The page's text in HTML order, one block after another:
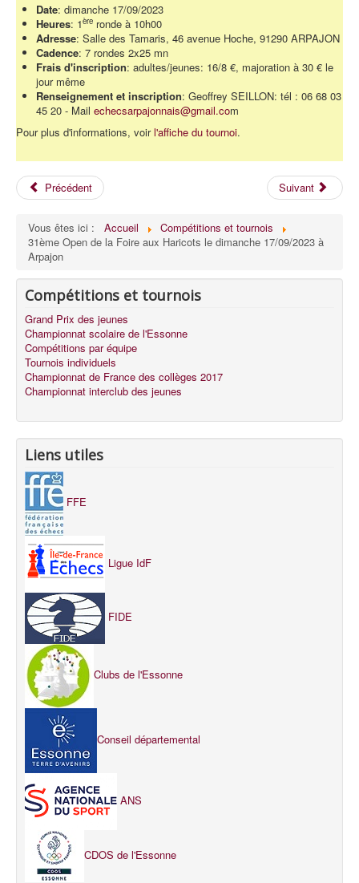
Date: dimanche 17/09/2023
Heures: 1ère ronde à 10h00
Adresse: Salle des Tamaris, 46 avenue Hoche, 91290 ARPAJON
Cadence: 7 rondes 2x25 mn
Frais d'inscription: adultes/jeunes: 16/8 €, majoration à 30 € le
jour même
Renseignement et inscription: Geoffrey SEILLON: tél : 06 68 03
45 20 - Mail echecsarpajonnais@gmail.com
Pour plus d'informations, voirl'affiche du tournoi.
Précédent Suivant
Vous êtes ici : Accueil
Compétitions et tournois
31ème Open de la Foire aux Haricots le dimanche 17/09/2023 à
Arpajon
Compétitions et tournois
Grand Prix des jeunes
Championnat scolaire de l'Essonne
Compétitions par équipe
Tournois individuels
Championnat de France des collèges 2017
Championnat interclub des jeunes
Liens utiles
FFE
Ligue IdF
FIDE
Clubs de l'Essonne
Conseil départemental
ANS
CDOS de l'Essonne